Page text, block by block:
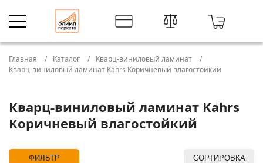
Главная Каталог
Кварц-виниловый ламинат
Кварц-виниловый ламинат Kahrs Коричневый влагостойкий
Кварц-виниловый ламинат Kahrs
Коричневый влагостойкий
ФИЛЬТР СОРТИРОВКА